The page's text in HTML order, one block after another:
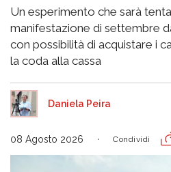
Un esperimento che sarà
manifestazione di settembre
con possibilità di acquistare i
la coda alla cassa
Daniela Peira
08 Agosto 2026 Condividi